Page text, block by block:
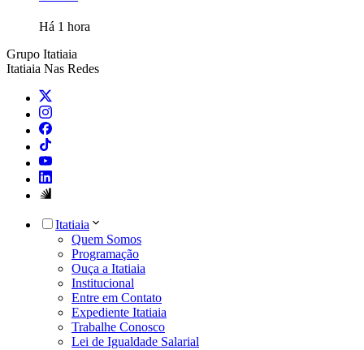
Há 1 hora
Grupo Itatiaia
Itatiaia Nas Redes
Itatiaia
Quem Somos
Programação
Ouça a Itatiaia
Institucional
Entre em Contato
Expediente Itatiaia
Trabalhe Conosco
Lei de Igualdade Salarial